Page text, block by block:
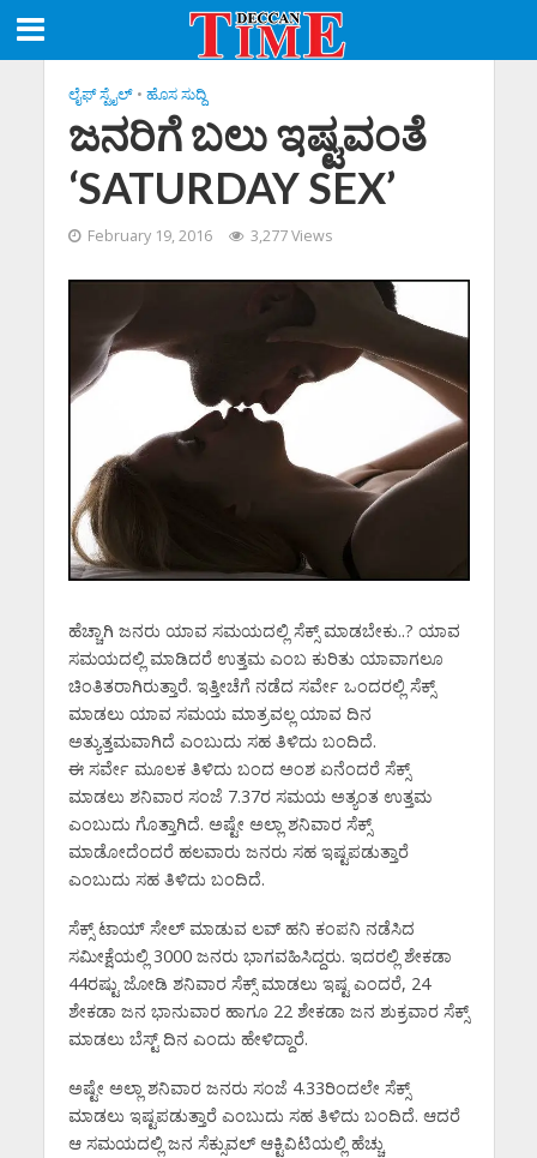
ಲೈಫ್ ಸ್ಟೈಲ್ • ಹೊಸ ಸುದ್ದಿ
ಜನರಿಗೆ ಬಲು ಇಷ್ಟವಂತೆ
‘SATURDAY SEX’
February 19, 2016 3,277 Views
ಹೆಚ್ಚಾಗಿ ಜನರು ಯಾವ ಸಮಯದಲ್ಲಿ ಸೆಕ್ಸ್‌ ಮಾಡಬೇಕು..? ಯಾವ
ಸಮಯದಲ್ಲಿ ಮಾಡಿದರೆ ಉತ್ತಮ ಎಂಬ ಕುರಿತು ಯಾವಾಗಲೂ
ಚಿಂತಿತರಾಗಿರುತ್ತಾರೆ. ಇತ್ತೀಚೆಗೆ ನಡೆದ ಸರ್ವೇ ಒಂದರಲ್ಲಿ ಸೆಕ್ಸ್‌
ಮಾಡಲು ಯಾವ ಸಮಯ ಮಾತ್ರವಲ್ಲ ಯಾವ ದಿನ
ಅತ್ಯುತ್ತಮವಾಗಿದೆ ಎಂಬುದು ಸಹ ತಿಳಿದು ಬಂದಿದೆ.
ಈ ಸರ್ವೇ ಮೂಲಕ ತಿಳಿದು ಬಂದ ಅಂಶ ಏನೆಂದರೆ ಸೆಕ್ಸ್‌
ಮಾಡಲು ಶನಿವಾರ ಸಂಜೆ 7.37ರ ಸಮಯ ಅತ್ಯಂತ ಉತ್ತಮ
ಎಂಬುದು ಗೊತ್ತಾಗಿದೆ. ಅಷ್ಟೇ ಅಲ್ಲಾ ಶನಿವಾರ ಸೆಕ್ಸ್‌
ಮಾಡೋದೆಂದರೆ ಹಲವಾರು ಜನರು ಸಹ ಇಷ್ಟಪಡುತ್ತಾರೆ
ಎಂಬುದು ಸಹ ತಿಳಿದು ಬಂದಿದೆ.
ಸೆಕ್ಸ್‌ ಟಾಯ್‌ ಸೇಲ್‌ ಮಾಡುವ ಲವ್‌ ಹನಿ ಕಂಪನಿ ನಡೆಸಿದ
ಸಮೀಕ್ಷೆಯಲ್ಲಿ 3000 ಜನರು ಭಾಗವಹಿಸಿದ್ದರು. ಇದರಲ್ಲಿ ಶೇಕಡಾ
44ರಷ್ಟು ಜೋಡಿ ಶನಿವಾರ ಸೆಕ್ಸ್‌ ಮಾಡಲು ಇಷ್ಟ ಎಂದರೆ, 24
ಶೇಕಡಾ ಜನ ಭಾನುವಾರ ಹಾಗೂ 22 ಶೇಕಡಾ ಜನ ಶುಕ್ರವಾರ ಸೆಕ್ಸ್‌
ಮಾಡಲು ಬೆಸ್ಟ್‌ ದಿನ ಎಂದು ಹೇಳಿದ್ದಾರೆ.
ಅಷ್ಟೇ ಅಲ್ಲಾ ಶನಿವಾರ ಜನರು ಸಂಜೆ 4.33ರಿಂದಲೇ ಸೆಕ್ಸ್‌
ಮಾಡಲು ಇಷ್ಟಪಡುತ್ತಾರೆ ಎಂಬುದು ಸಹ ತಿಳಿದು ಬಂದಿದೆ. ಆದರೆ
ಆ ಸಮಯದಲ್ಲಿ ಜನ ಸೆಕ್ಸುವಲ್‌ ಆಕ್ಟಿವಿಟಿಯಲ್ಲಿ ಹೆಚ್ಚು